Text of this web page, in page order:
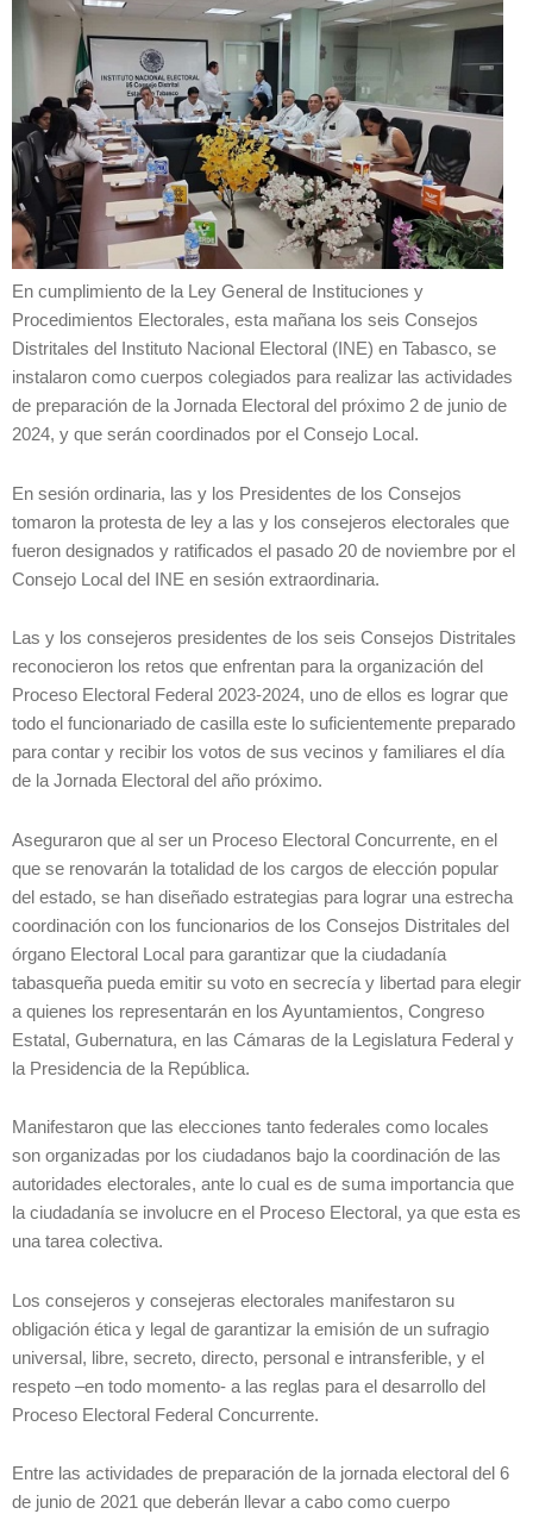
En cumplimiento de la Ley General de Instituciones y
Procedimientos Electorales, esta mañana los seis Consejos
Distritales del Instituto Nacional Electoral (INE) en Tabasco, se
instalaron como cuerpos colegiados para realizar las actividades
de preparación de la Jornada Electoral del próximo 2 de junio de
2024, y que serán coordinados por el Consejo Local.
En sesión ordinaria, las y los Presidentes de los Consejos
tomaron la protesta de ley a las y los consejeros electorales que
fueron designados y ratificados el pasado 20 de noviembre por el
Consejo Local del INE en sesión extraordinaria.
Las y los consejeros presidentes de los seis Consejos Distritales
reconocieron los retos que enfrentan para la organización del
Proceso Electoral Federal 2023-2024, uno de ellos es lograr que
todo el funcionariado de casilla este lo suficientemente preparado
para contar y recibir los votos de sus vecinos y familiares el día
de la Jornada Electoral del año próximo.
Aseguraron que al ser un Proceso Electoral Concurrente, en el
que se renovarán la totalidad de los cargos de elección popular
del estado, se han diseñado estrategias para lograr una estrecha
coordinación con los funcionarios de los Consejos Distritales del
órgano Electoral Local para garantizar que la ciudadanía
tabasqueña pueda emitir su voto en secrecía y libertad para elegir
a quienes los representarán en los Ayuntamientos, Congreso
Estatal, Gubernatura, en las Cámaras de la Legislatura Federal y
la Presidencia de la República.
Manifestaron que las elecciones tanto federales como locales
son organizadas por los ciudadanos bajo la coordinación de las
autoridades electorales, ante lo cual es de suma importancia que
la ciudadanía se involucre en el Proceso Electoral, ya que esta es
una tarea colectiva.
Los consejeros y consejeras electorales manifestaron su
obligación ética y legal de garantizar la emisión de un sufragio
universal, libre, secreto, directo, personal e intransferible, y el
respeto –en todo momento- a las reglas para el desarrollo del
Proceso Electoral Federal Concurrente.
Entre las actividades de preparación de la jornada electoral del 6
de junio de 2021 que deberán llevar a cabo como cuerpo